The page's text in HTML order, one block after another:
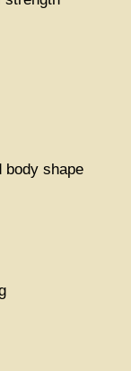
body shape